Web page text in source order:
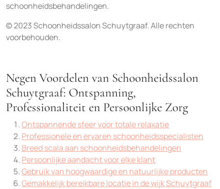
schoonheidsbehandelingen.
© 2023 Schoonheidssalon Schuytgraaf. Alle rechten
voorbehouden.
Negen Voordelen van Schoonheidssalon
Schuytgraaf: Ontspanning,
Professionaliteit en Persoonlijke Zorg
Ontspannende sfeer voor totale relaxatie
Professionele en ervaren schoonheidsspecialisten
Breed scala aan schoonheidsbehandelingen
Persoonlijke aandacht voor elke klant
Gebruik van hoogwaardige en natuurlijke producten
Gemakkelijk bereikbare locatie in de wijk Schuytgraaf